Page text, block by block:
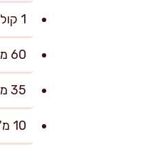
1 קולורבי גדול (כ-300 גרם)
60 מ"ל שמן זית כתית מעולה
35 מ"ל מיץ לימון סחוט טרי
10 מ"ל חומץ תפוחים